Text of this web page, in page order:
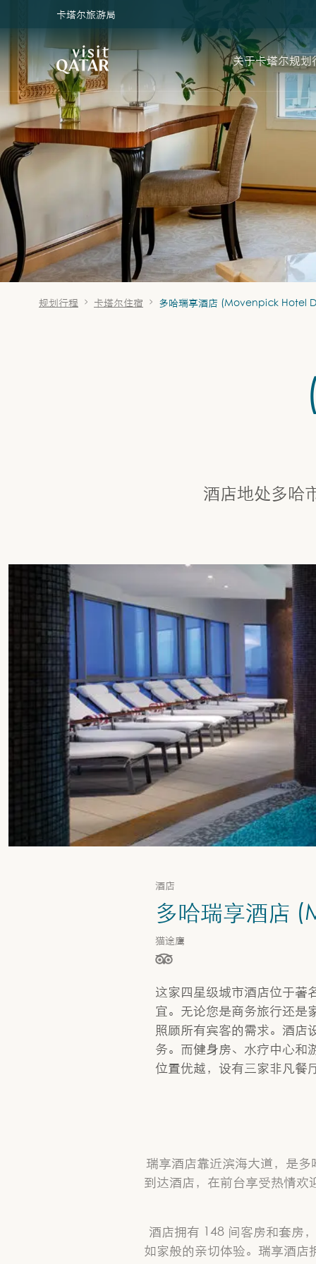
VisitQatar 首页
卡塔尔旅游局
关于卡塔尔规划
规划行程 卡塔尔住宿 多哈瑞享酒店 (Movenpick Hotel
酒店地处多哈
酒店
多哈瑞享酒店
猫途鹰
星级（按 5 星制评分），依据为
这家四星级城市酒店位于著
宜。无论您是商务旅行还是
照顾所有宾客的需求。酒店
务。而健身房、水疗中心和
位置优越，设有三家非凡餐
瑞享酒店靠近滨海大道，是
到达酒店，在前台享受热情
酒店拥有 148 间客房和套房
如家般的亲切体验。瑞享酒